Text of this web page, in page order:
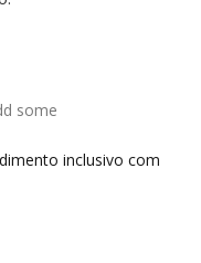
some
inclusivo com